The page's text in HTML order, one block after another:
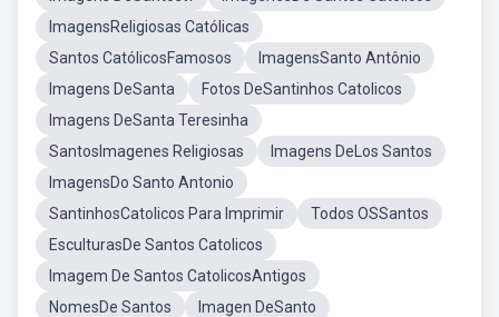
ImagensReligiosas Católicas
Santos CatólicosFamosos
ImagensSanto Antônio
Imagens DeSanta
Fotos DeSantinhos Catolicos
Imagens DeSanta Teresinha
SantosImagenes Religiosas
Imagens DeLos Santos
ImagensDo Santo Antonio
SantinhosCatolicos Para Imprimir
Todos OSSantos
EsculturasDe Santos Catolicos
Imagem De Santos CatolicosAntigos
NomesDe Santos
Imagen DeSanto